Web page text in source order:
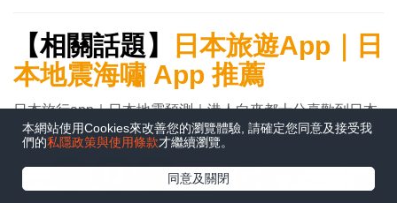
本網站使用Cookies來改善您的瀏覽體驗, 請確定您同意及接受我
們的私隱政策與使用條款才繼續瀏覽。
同意及關閉
【相關話題】
日本旅遊App｜日
本地震海嘯 App 推薦
日本旅行app｜日本地震預測｜港人向來都十分喜歡到日本
旅遊，不過日本間中都會發生天災，突如其來的地震海嘯令
ezone.hk 就為大家整理出日本天災應變 Apps 5 大日本旅遊